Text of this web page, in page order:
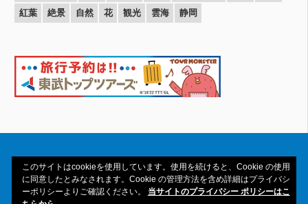
紅葉
絶景 自然 花 観光 雲海 静岡
Copyright© 2016-2026amAtavi All Rights
このサイトはcookieを使用しています。使用を続けると、Cookie の使用
に同意したとみなされます。Cookie の管理方法を含め詳細はプライバシ
ーポリシーよりご確認ください。 当サイトのプライバシー ポリシーはこ